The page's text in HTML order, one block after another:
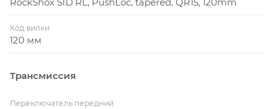
RockShox SID RL, PushLoc, tapered, QR15, 120mm
Ход вилки
120 мм
Трансмиссия
Переключатель передний